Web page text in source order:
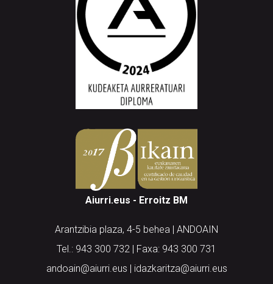
Aiurri.eus - Erroitz BM
Arantzibia plaza, 4-5 behea | ANDOAIN
Tel.: 943 300 732 | Faxa: 943 300 731
andoain@aiurri.eus | idazkaritza@aiurri.eus